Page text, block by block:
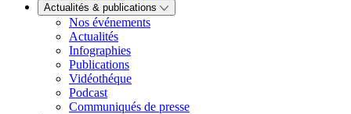
Actualités & publications
Nos événements
Actualités
Infographies
Publications
Vidéothéque
Podcast
Communiqués de presse